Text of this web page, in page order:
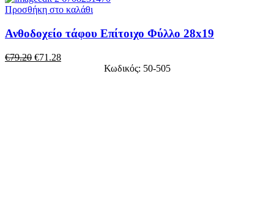
Προσθήκη στο καλάθι
Ανθοδοχείο τάφου Επίτοιχο Φύλλο 28x19
€79.20 €71.28
Κωδικός: 50-505